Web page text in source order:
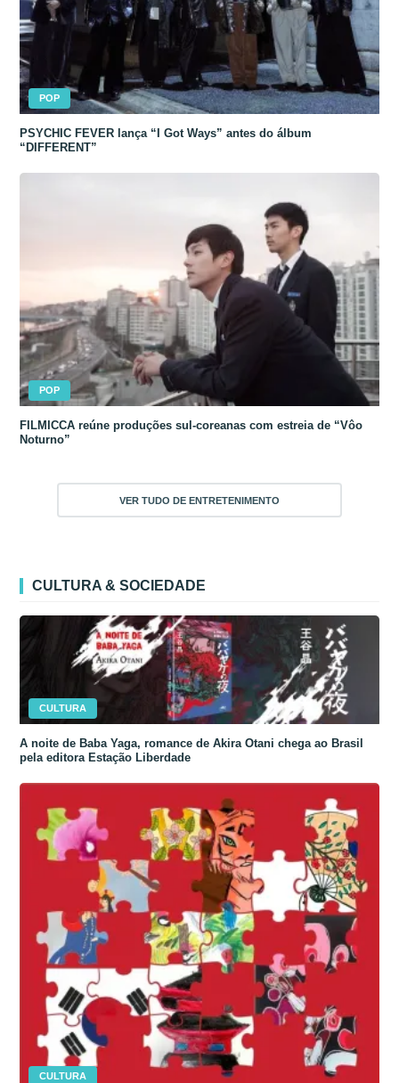
POP
PSYCHIC FEVER lança “I Got Ways” antes do álbum
“DIFFERENT”
POP
FILMICCA reúne produções sul-coreanas com estreia de “Vôo
Noturno”
VER TUDO DE ENTRETENIMENTO
CULTURA & SOCIEDADE
CULTURA
A noite de Baba Yaga, romance de Akira Otani chega ao Brasil
pela editora Estação Liberdade
CULTURA